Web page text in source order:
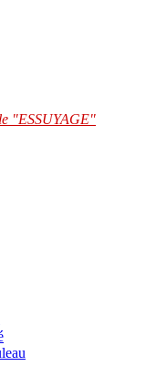
"ESSUYAGE"